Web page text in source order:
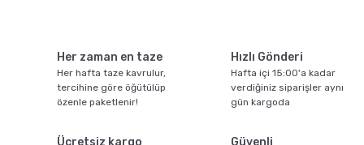
Her zaman en taze
Her hafta taze kavrulur,
tercihine göre öğütülüp
özenle paketlenir!
Hızlı Gönderi
Hafta içi 15:00'a kadar
verdiğiniz siparişler aynı
gün kargoda